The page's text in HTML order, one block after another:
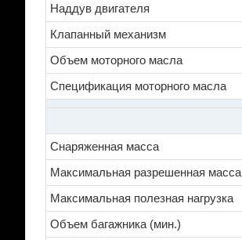
Наддув двигателя
Клапанный механизм
Объем моторного масла
Спецификация моторного масла
Снаряженная масса
Максимальная разрешенная масса
Максимальная полезная нагрузка
Объем багажника (мин.)